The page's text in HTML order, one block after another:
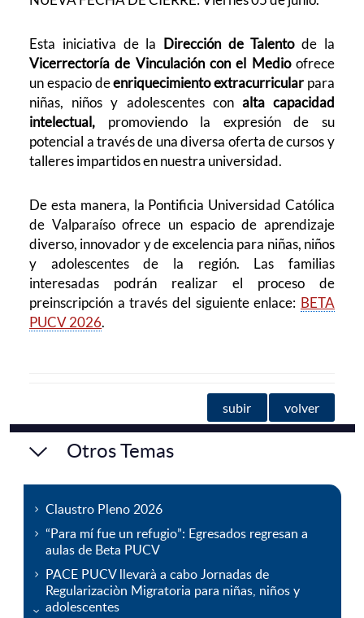
Esta iniciativa de la Dirección de Talentode la
Vicerrectoría de Vinculación con el Medioofrece
un espacio deenriquecimiento extracurricular para
niñas, niños y adolescentes con alta capacidad
intelectual, promoviendo la expresión de su
potencial a través de una diversa oferta de cursos y
talleres impartidos en nuestra universidad.
De esta manera, la Pontificia Universidad Católica
de Valparaíso ofrece un espacio de aprendizaje
diverso, innovador y de excelencia para niñas, niños
y adolescentes de la región. Las familias
interesadas podrán realizar el proceso de
preinscripción a través del siguiente enlace: BETA
PUCV 2026.
subir volver
Otros Temas
Claustro Pleno 2026
“Para mí fue un refugio”: Egresados regresan a
aulas de Beta PUCV
PACE PUCV llevarà a cabo Jornadas de
Regularizaciòn Migratoria para niñas, niños y
adolescentes